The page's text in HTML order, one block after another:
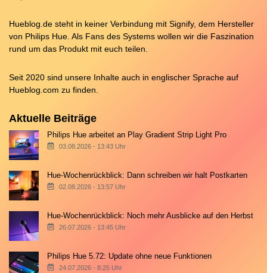
Hueblog.de steht in keiner Verbindung mit Signify, dem Hersteller
von Philips Hue. Als Fans des Systems wollen wir die Faszination
rund um das Produkt mit euch teilen.
Seit 2020 sind unsere Inhalte auch in englischer Sprache auf
Hueblog.com zu finden.
Aktuelle Beiträge
Philips Hue arbeitet an Play Gradient Strip Light Pro
03.08.2026 - 13:43 Uhr
Hue-Wochenrückblick: Dann schreiben wir halt Postkarten
02.08.2026 - 13:57 Uhr
Hue-Wochenrückblick: Noch mehr Ausblicke auf den Herbst
26.07.2026 - 13:45 Uhr
Philips Hue 5.72: Update ohne neue Funktionen
24.07.2026 - 8:25 Uhr